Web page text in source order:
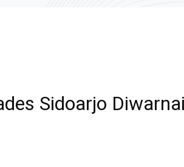
Sidoarjo Diwarnai